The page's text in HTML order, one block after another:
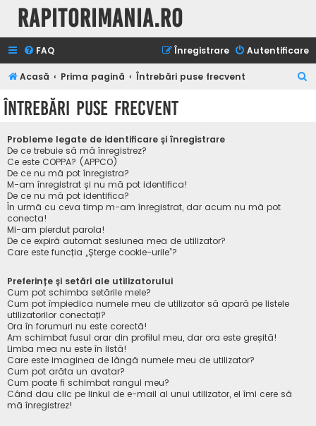
Rapitorimania.ro
FAQ Autentificare
Înregistrare
Acasă Prima pagină Întrebări puse frecvent
Întrebări puse frecvent
Probleme legate de identificare și înregistrare
De ce trebuie să mă înregistrez?
Ce este COPPA? (APPCO)
De ce nu mă pot înregistra?
M-am înregistrat și nu mă pot identifica!
De ce nu mă pot identifica?
În urmă cu ceva timp m-am înregistrat, dar acum nu mă pot
conecta!
Mi-am pierdut parola!
De ce expiră automat sesiunea mea de utilizator?
Care este funcția „Șterge cookie-urile”?
Preferințe și setări ale utilizatorului
Cum pot schimba setările mele?
Cum pot împiedica numele meu de utilizator să apară pe listele
utilizatorilor conectați?
Ora în forumuri nu este corectă!
Am schimbat fusul orar din profilul meu, dar ora este greșită!
Limba mea nu este în listă!
Care este imaginea de lângă numele meu de utilizator?
Cum pot arăta un avatar?
Cum poate fi schimbat rangul meu?
Când dau clic pe linkul de e-mail al unui utilizator, el îmi cere să
mă înregistrez!